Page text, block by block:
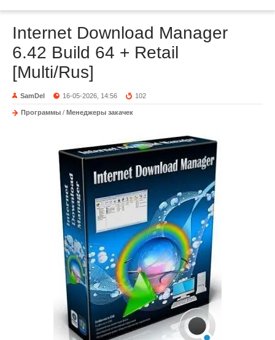
Internet Download Manager
6.42 Build 64 + Retail
[Multi/Rus]
SamDel 16-05-2026, 14:56 102
Программы / Менеджеры закачек